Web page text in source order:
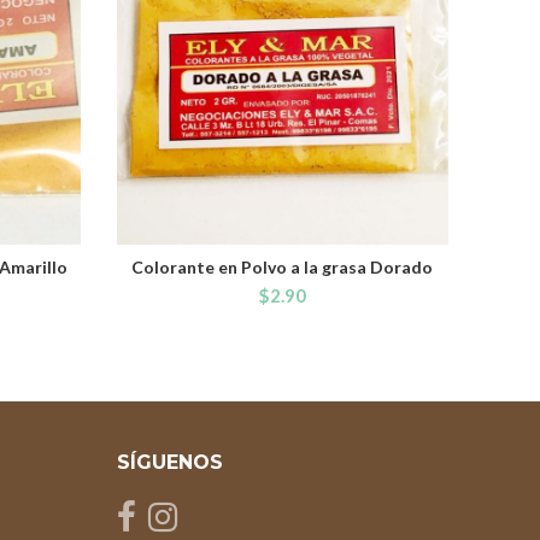
ADD TO CART
Colorante en Polvo a la grasa Dorado
$2.90
SÍGUENOS